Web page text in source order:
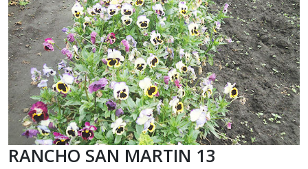
RANCHO SAN MARTIN 13